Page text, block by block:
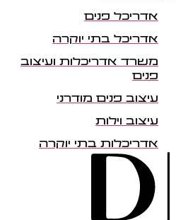
אדריכל פנים
אדריכל בתי יוקרה
משרד אדריכלות ועיצוב
פנים
עיצוב פנים מודרני
עיצוב וילות
אדריכלות בתי יוקרה